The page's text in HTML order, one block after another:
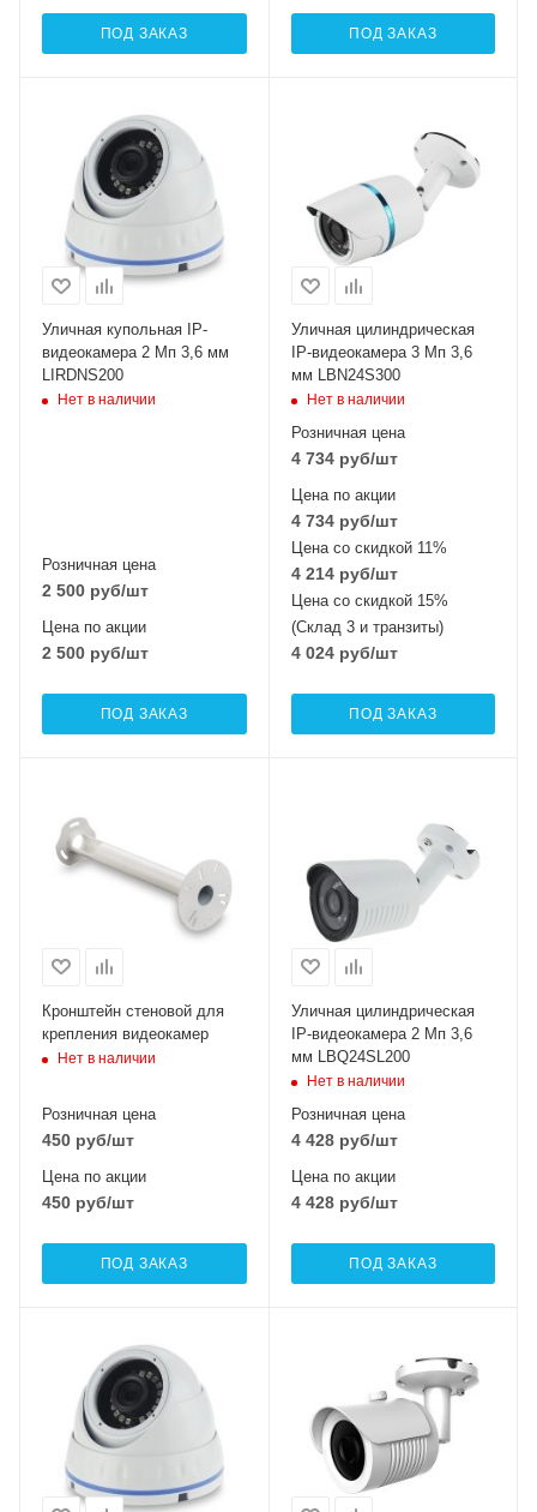
ПОД ЗАКАЗ ПОД ЗАКАЗ
Уличная купольная IP-
видеокамера 2 Мп 3,6 мм
LIRDNS200
Нет в наличии
Розничная цена
2 500 руб/шт
Цена по акции
2 500 руб/шт
ПОД ЗАКАЗ
Уличная цилиндрическая
IP-видеокамера 3 Мп 3,6
мм LBN24S300
Нет в наличии
Розничная цена
4 734руб/шт
Цена по акции
4 734руб/шт
Цена со скидкой 11%
4 214руб/шт
Цена со скидкой 15%
(Склад 3 и транзиты)
4 024руб/шт
ПОД ЗАКАЗ
Кронштейн стеновой для
крепления видеокамер
Нет в наличии
Розничная цена
450 руб/шт
Цена по акции
450 руб/шт
ПОД ЗАКАЗ
Уличная цилиндрическая
IP-видеокамера 2 Мп 3,6
мм LBQ24SL200
Нет в наличии
Розничная цена
4 428руб/шт
Цена по акции
4 428руб/шт
ПОД ЗАКАЗ